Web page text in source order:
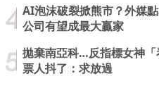
AI泡沫破裂掀熊市？外媒
公司有望成最大贏家
拋棄南亞科…反指標女神
票人抖了：求放過